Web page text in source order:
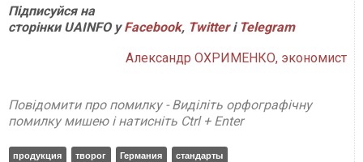
Підписуйся на
сторінки UAINFO уFacebook, Twitter і Telegram
Александр ОХРИМЕНКО, экономист
Повідомити про помилку - Виділіть орфографічну
помилку мишею і натисніть Ctrl + Enter
продукция творог Германия стандарты